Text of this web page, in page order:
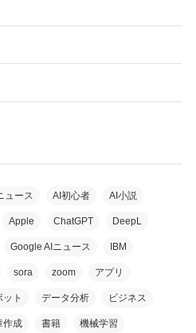
ュース AI初心者 AI小説
Apple ChatGPT DeepL
Google AIニュース IBM
sora zoom アプリ
ト データ分析 ビジネス
作成 書籍 機械学習